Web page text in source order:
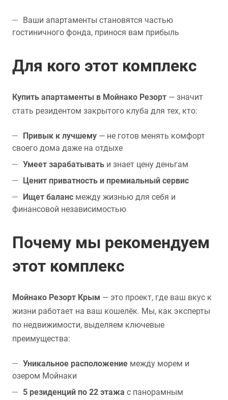
Ваши апартаменты становятся частью
гостиничного фонда, принося вам прибыль
Для кого этот комплекс
Купить апартаменты в Мойнако Резорт — значит
стать резидентом закрытого клуба для тех, кто:
Привык к лучшему — не готов менять комфорт
своего дома даже на отдыхе
Умеет зарабатывать и знает цену деньгам
Ценит приватность и премиальный сервис
Ищет баланс между жизнью для себя и
финансовой независимостью
Почему мы рекомендуем
этот комплекс
Мойнако Резорт Крым — это проект, где ваш вкус к
жизни работает на ваш кошелёк. Мы, как эксперты
по недвижимости, выделяем ключевые
преимущества:
Уникальное расположение между морем и
озером Мойнаки
5 резиденций по 22 этажа с панорамным